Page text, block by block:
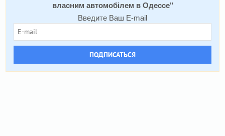
власним автомобілем в Одессе"
Введите Ваш E-mail
ПОДПИСАТЬСЯ